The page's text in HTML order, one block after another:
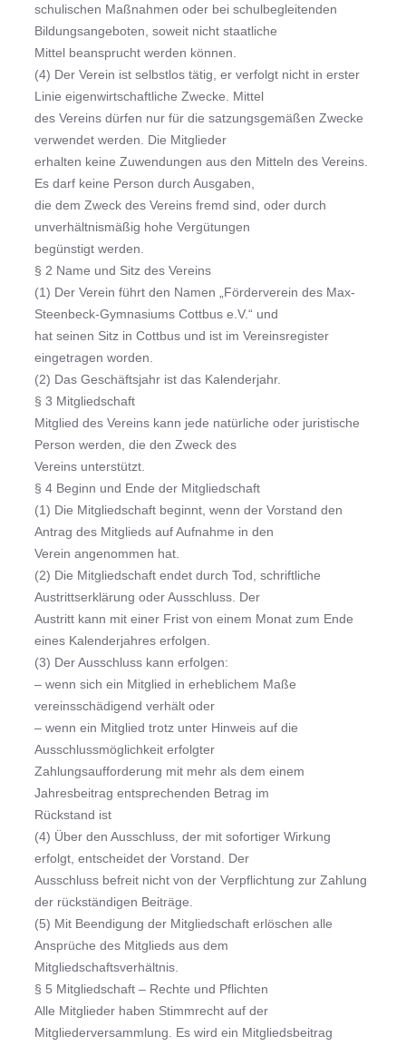
schulischen Maßnahmen oder bei schulbegleitenden
Bildungsangeboten, soweit nicht staatliche
Mittel beansprucht werden können.
(4) Der Verein ist selbstlos tätig, er verfolgt nicht in erster
Linie eigenwirtschaftliche Zwecke. Mittel
des Vereins dürfen nur für die satzungsgemäßen Zwecke
verwendet werden. Die Mitglieder
erhalten keine Zuwendungen aus den Mitteln des Vereins.
Es darf keine Person durch Ausgaben,
die dem Zweck des Vereins fremd sind, oder durch
unverhältnismäßig hohe Vergütungen
begünstigt werden.
§ 2 Name und Sitz des Vereins
(1) Der Verein führt den Namen „Förderverein des Max-
Steenbeck-Gymnasiums Cottbus e.V.“ und
hat seinen Sitz in Cottbus und ist im Vereinsregister
eingetragen worden.
(2) Das Geschäftsjahr ist das Kalenderjahr.
§ 3 Mitgliedschaft
Mitglied des Vereins kann jede natürliche oder juristische
Person werden, die den Zweck des
Vereins unterstützt.
§ 4 Beginn und Ende der Mitgliedschaft
(1) Die Mitgliedschaft beginnt, wenn der Vorstand den
Antrag des Mitglieds auf Aufnahme in den
Verein angenommen hat.
(2) Die Mitgliedschaft endet durch Tod, schriftliche
Austrittserklärung oder Ausschluss. Der
Austritt kann mit einer Frist von einem Monat zum Ende
eines Kalenderjahres erfolgen.
(3) Der Ausschluss kann erfolgen:
– wenn sich ein Mitglied in erheblichem Maße
vereinsschädigend verhält oder
– wenn ein Mitglied trotz unter Hinweis auf die
Ausschlussmöglichkeit erfolgter
Zahlungsaufforderung mit mehr als dem einem
Jahresbeitrag entsprechenden Betrag im
Rückstand ist
(4) Über den Ausschluss, der mit sofortiger Wirkung
erfolgt, entscheidet der Vorstand. Der
Ausschluss befreit nicht von der Verpflichtung zur Zahlung
der rückständigen Beiträge.
(5) Mit Beendigung der Mitgliedschaft erlöschen alle
Ansprüche des Mitglieds aus dem
Mitgliedschaftsverhältnis.
§ 5 Mitgliedschaft – Rechte und Pflichten
Alle Mitglieder haben Stimmrecht auf der
Mitgliederversammlung. Es wird ein Mitgliedsbeitrag